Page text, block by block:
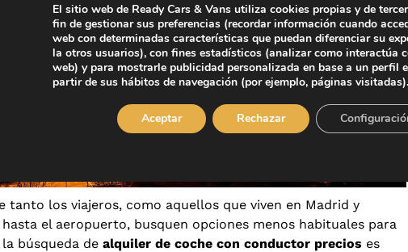
tanto los viajeros, como aquellos que viven en Madrid y
el aeropuerto, busquen opciones menos habituales para
búsqueda de alquiler de coche con conductor precios es
El sitio web de Ready Cars & Vans utiliza cookies propias y de
fin de gestionar sus preferencias (recordar información cuando
web con determinadas características que puedan diferenciar su
la otros usuarios), con fines estadísticos (analizar como interactúa
web) y para mostrarle publicidad personalizada en base a un perfil
partir de sus hábitos de navegación (por ejemplo, páginas visitadas).
Aceptar Rechazar